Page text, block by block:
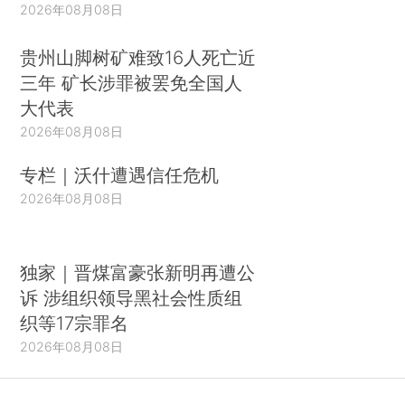
2026年08月08日
贵州山脚树矿难致16人死亡近
三年 矿长涉罪被罢免全国人
大代表
2026年08月08日
专栏｜沃什遭遇信任危机
2026年08月08日
独家｜晋煤富豪张新明再遭公
诉 涉组织领导黑社会性质组
织等17宗罪名
2026年08月08日